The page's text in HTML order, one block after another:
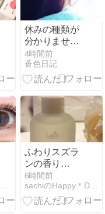
休みの種類が
分かりませ
ん。
4時間前
蒼色日記
emma home｜コスメコンシェルジュの美容日記
ふわりスズラ
ンの香り
୨୧*LADOR（ラ
ドール）パフ
ュームヘアオ
6時間前
sachiのHappy＊Days